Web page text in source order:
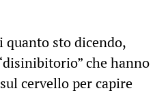
quanto sto dicendo,
che hanno
cervello per capire